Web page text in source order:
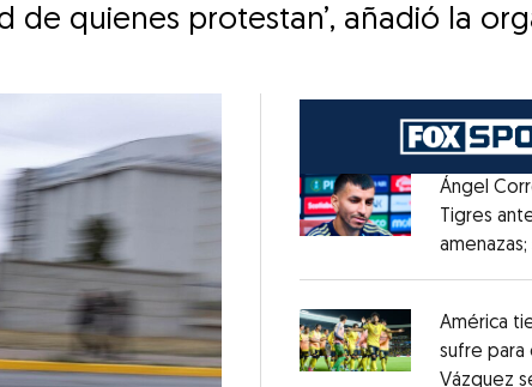
de quienes protestan’, añadió la
Opens in new window
Ángel
Tigres
América
sufre para
Vázquez